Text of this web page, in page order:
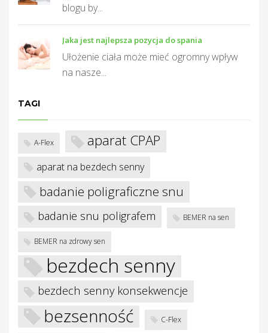
blogu by...
Jaka jest najlepsza pozycja do spania
Ułożenie ciała może mieć ogromny wpływ
na nasze...
TAGI
A-Flex aparat CPAP
aparat na bezdech senny
badanie poligraficzne snu
badanie snu poligrafem BEMER na sen
BEMER na zdrowy sen
bezdech senny
bezdech senny konsekwencje
bezsenność C-Flex